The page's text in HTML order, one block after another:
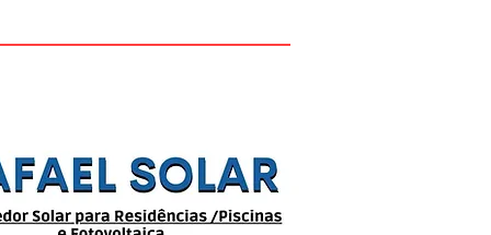
na Internet: informação e